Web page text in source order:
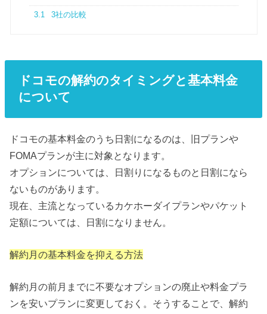
3.1 3社の比較
ドコモの解約のタイミングと基本料金
について
ドコモの基本料金のうち日割になるのは、旧プランや
FOMAプランが主に対象となります。
オプションについては、日割りになるものと日割になら
ないものがあります。
現在、主流となっているカケホーダイプランやパケット
定額については、日割になりません。
解約月の基本料金を抑える方法
解約月の前月までに不要なオプションの廃止や料金プラ
ンを安いプランに変更しておく。そうすることで、解約